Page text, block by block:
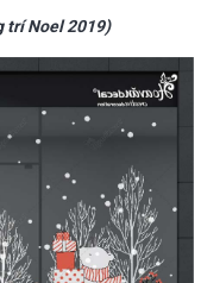
trí Noel 2019)